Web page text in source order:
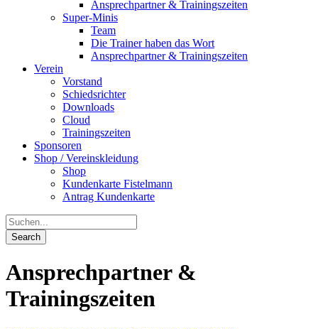
Ansprechpartner & Trainingszeiten
Super-Minis
Team
Die Trainer haben das Wort
Ansprechpartner & Trainingszeiten
Verein
Vorstand
Schiedsrichter
Downloads
Cloud
Trainingszeiten
Sponsoren
Shop / Vereinskleidung
Shop
Kundenkarte Fistelmann
Antrag Kundenkarte
Ansprechpartner &
Trainingszeiten